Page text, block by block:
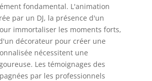
fondamental. L'animation
par un DJ, la présence d'un
immortaliser les moments forts,
décorateur pour créer une
nécessitent une
Les témoignages des
par les professionnels